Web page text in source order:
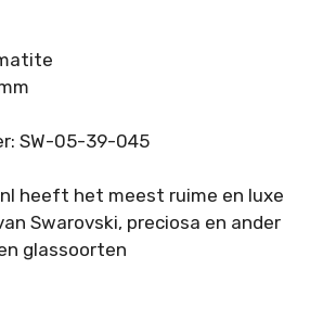
SW-05-39-045
heeft het meest ruime en luxe
Swarovski, preciosa en ander
glassoorten